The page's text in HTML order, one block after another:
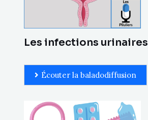
Les infections urinaires
Écouter la baladodiffusion